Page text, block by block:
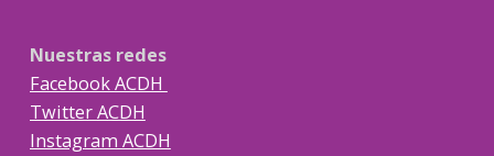
Nuestras redes
Facebook ACDH
Twitter ACDH
Instagram ACDH